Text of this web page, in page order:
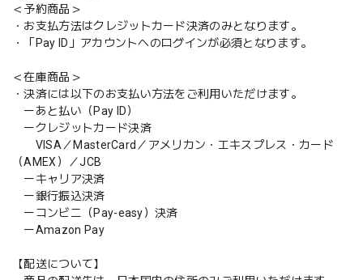
＜予約商品＞
・お支払方法はクレジットカード決済のみとなります。
・「Pay ID」アカウントへのログインが必須となります。
＜在庫商品＞
・決済には以下のお支払い方法をご利用いただけます。
ーあと払い（Pay ID）
ークレジットカード決済
VISA／MasterCard／アメリカン・エキスプレス・カード
（AMEX）／JCB
ーキャリア決済
ー銀行振込決済
ーコンビニ（Pay-easy）決済
ーAmazon Pay
【配送について】